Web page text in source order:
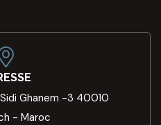
Ghanem -3 40010
- Maroc